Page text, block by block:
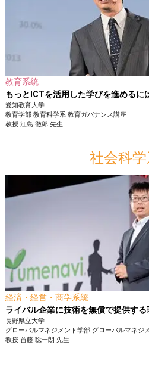
教育系統
もっとICTを活用した学びを進めるに
愛知教育大学
教育学部 教育科学系 教育ガバナンス講座
教授 江島 徹郎先生
社会科
経済・経営・商学系統
ライバル企業に技術を無償で提供する
長野県立大学
グローバルマネジメント学部 グローバルマネジ
教授 首藤 聡一朗 先生